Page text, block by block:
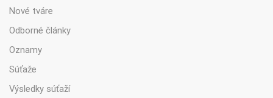
Nové tváre
Odborné články
Oznamy
Súťaže
Výsledky súťaží